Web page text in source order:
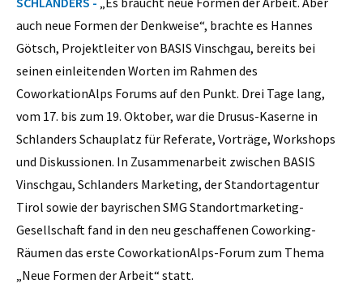
auch neue Formen der Denkweise“, brachte es Hannes
Götsch, Projektleiter von BASIS Vinschgau, bereits bei
seinen einleitenden Worten im Rahmen des
CoworkationAlps Forums auf den Punkt. Drei Tage lang,
vom 17. bis zum 19. Oktober, war die Drusus-Kaserne in
Schlanders Schauplatz für Referate, Vorträge, Workshops
und Diskussionen. In Zusammenarbeit zwischen BASIS
Vinschgau, Schlanders Marketing, der Standortagentur
Tirol sowie der bayrischen SMG Standortmarketing-
Gesellschaft fand in den neu geschaffenen Coworking-
Räumen das erste CoworkationAlps-Forum zum Thema
„Neue Formen der Arbeit“ statt.